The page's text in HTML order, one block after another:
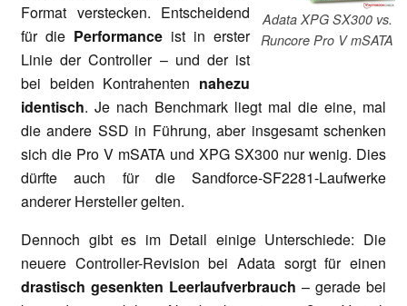
Adata XPG SX300 vs.
Runcore Pro V mSATA
Format verstecken. Entscheidend
für die Performance ist in erster
Linie der Controller – und der ist
bei beiden Kontrahenten nahezu
identisch. Je nach Benchmark liegt mal die eine, mal
die andere SSD in Führung, aber insgesamt schenken
sich die Pro V mSATA und XPG SX300 nur wenig. Dies
dürfte auch für die Sandforce-SF2281-Laufwerke
anderer Hersteller gelten.
Dennoch gibt es im Detail einige Unterschiede: Die
neuere Controller-Revision bei Adata sorgt für einen
drastisch gesenkten Leerlaufverbrauch – gerade bei